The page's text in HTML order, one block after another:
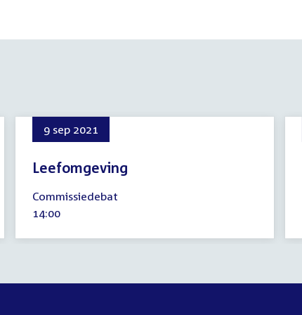
9 sep 2021
Leefomgeving
september
2021
Commissiedebat
Tijd
14:00